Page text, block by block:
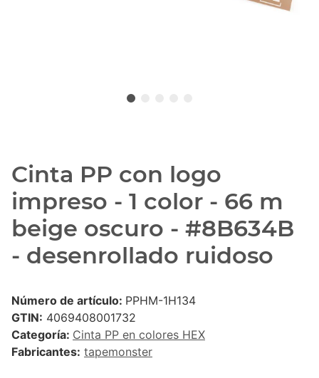
Cinta PP con logo
impreso - 1 color - 66 m
beige oscuro - #8B634B
- desenrollado ruidoso
Número de artículo: PPHM-1H134
GTIN: 4069408001732
Categoría: Cinta PP en colores HEX
Fabricantes: tapemonster